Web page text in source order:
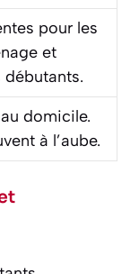
pour les
et
débutants.
domicile.
à l’aube.